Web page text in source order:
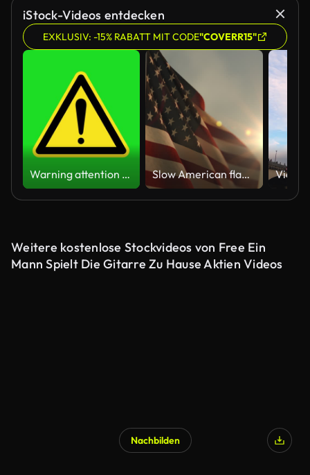
iStock-Videos entdecken
EXKLUSIV: -15% RABATT MIT CODE"COVERR15"
Warning attention yellow hazard message street sign 4k green screen caution animation Slow American flag at sunset during Memorial Day in the United States
Weitere kostenlose Stockvideos von Free Ein
Mann Spielt Die Gitarre Zu Hause Aktien Videos
Nachbilden